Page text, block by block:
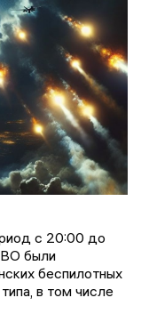
с 20:00 до
были
беспилотных
в том числе